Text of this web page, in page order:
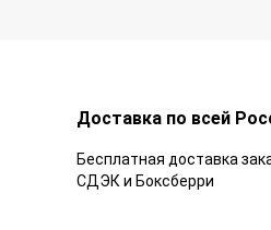
Доставка по всей
Бесплатная доставка
СДЭК и Боксберри